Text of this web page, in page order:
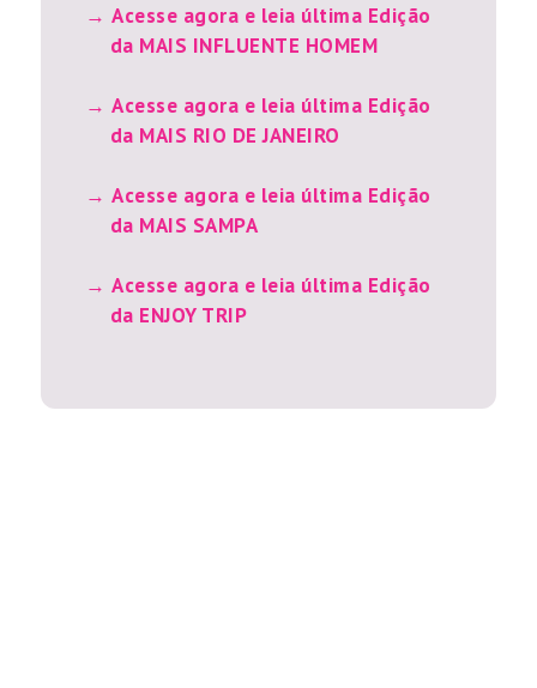
Acesse agora e leia última Edição
da MAIS INFLUENTE HOMEM
Acesse agora e leia última Edição
da MAIS RIO DE JANEIRO
Acesse agora e leia última Edição
da MAIS SAMPA
Acesse agora e leia última Edição
da ENJOY TRIP